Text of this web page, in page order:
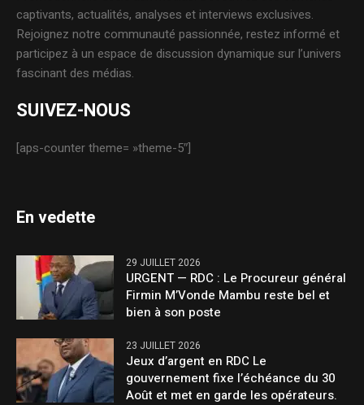
captivants, actualités, analyses et interviews exclusives.
Rejoignez notre communauté passionnée, restez informé et
participez à un espace de discussion dynamique sur l’univers
fascinant des médias.
SUIVEZ-NOUS
[aps-counter theme= »theme-5″]
En vedette
29 JUILLET 2026
URGENT — RDC : Le Procureur général
Firmin M’Vonde Mambu reste bel et
bien à son poste
23 JUILLET 2026
Jeux d’argent en RDC Le
gouvernement fixe l’échéance du 30
Août et met en garde les opérateurs.